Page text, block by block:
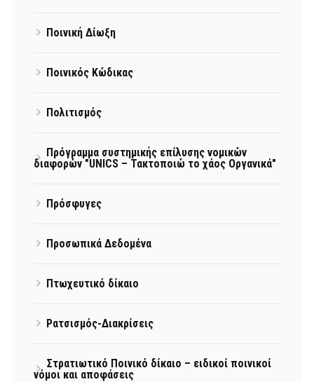
Ποινική Δίωξη
Ποινικός Κώδικας
Πολιτισμός
Πρόγραμμα συστημικής επίλυσης νομικών
διαφορών "UNICS – Τακτοποιώ το χάος Οργανικά"
Πρόσφυγες
Προσωπικά Δεδομένα
Πτωχευτικό δίκαιο
Ρατσισμός-Διακρίσεις
Στρατιωτικό Ποινικό δίκαιο – ειδικοί ποινικοί
νόμοι και αποφάσεις